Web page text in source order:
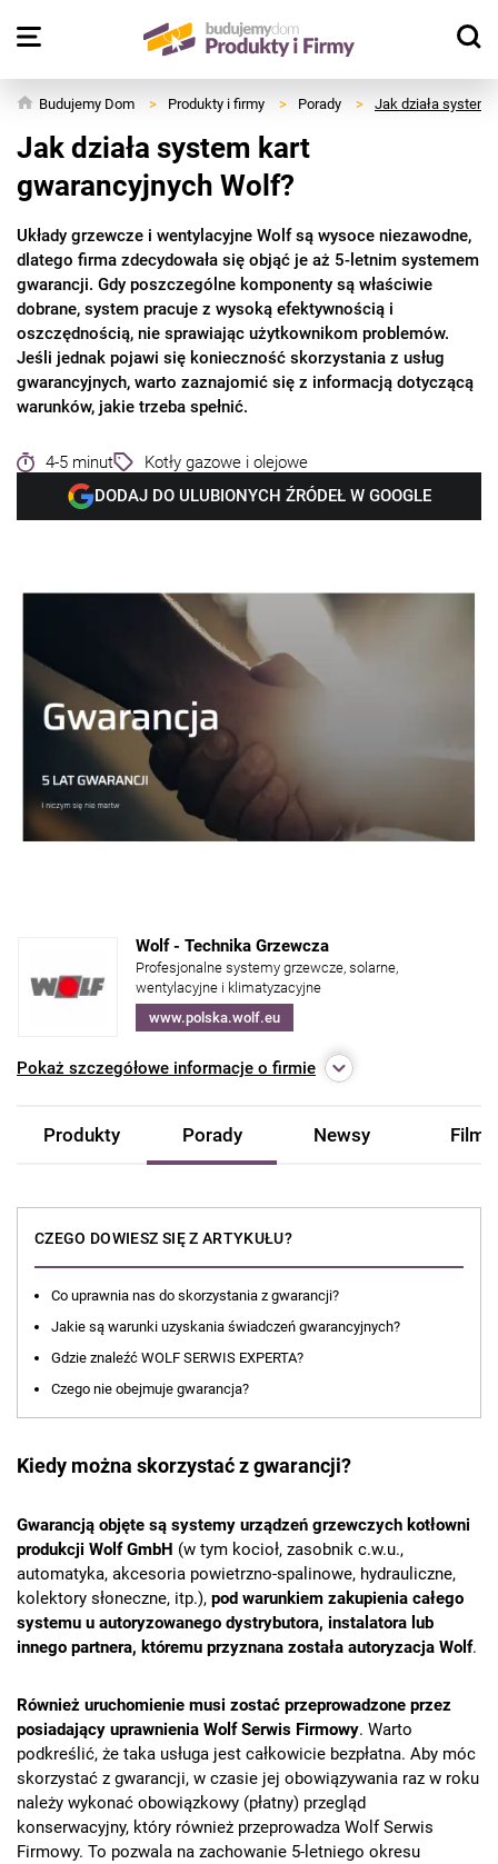
Budujemy Dom > Produkty i firmy > Porady > Jak działa system
Jak działa system kart
gwarancyjnych Wolf?
Układy grzewcze i wentylacyjne Wolf są wysoce niezawodne,
dlatego firma zdecydowała się objąć je aż 5-letnim systemem
gwarancji. Gdy poszczególne komponenty są właściwie
dobrane, system pracuje z wysoką efektywnością i
oszczędnością, nie sprawiając użytkownikom problemów.
Jeśli jednak pojawi się konieczność skorzystania z usług
gwarancyjnych, warto zaznajomić się z informacją dotyczącą
warunków, jakie trzeba spełnić.
4-5 minut
Kotły gazowe i olejowe
DODAJ DO ULUBIONYCH ŹRÓDEŁ W GOOGLE
Wolf - Technika Grzewcza
Profesjonalne systemy grzewcze, solarne,
wentylacyjne i klimatyzacyjne
www.polska.wolf.eu
Pokaż szczegółowe informacje o firmie
Produkty Porady Newsy Filmy
CZEGO DOWIESZ SIĘ Z ARTYKUŁU?
Co uprawnia nas do skorzystania z gwarancji?
Jakie są warunki uzyskania świadczeń gwarancyjnych?
Gdzie znaleźć WOLF SERWIS EXPERTA?
Czego nie obejmuje gwarancja?
Kiedy można skorzystać z gwarancji?
Gwarancją objęte są systemy urządzeń grzewczych kotłowni
produkcji Wolf GmbH (w tym kocioł, zasobnik c.w.u.,
automatyka, akcesoria powietrzno-spalinowe, hydrauliczne,
kolektory słoneczne, itp.), pod warunkiem zakupienia całego
systemu u autoryzowanego dystrybutora, instalatora lub
innego partnera, któremu przyznana została autoryzacja Wolf.
Również uruchomienie musi zostać przeprowadzone przez
posiadający uprawnienia Wolf Serwis Firmowy. Warto
podkreślić, że taka usługa jest całkowicie bezpłatna. Aby móc
skorzystać z gwarancji, w czasie jej obowiązywania raz w roku
należy wykonać obowiązkowy (płatny) przegląd
konserwacyjny, który również przeprowadza Wolf Serwis
Firmowy. To pozwala na zachowanie 5-letniego okresu